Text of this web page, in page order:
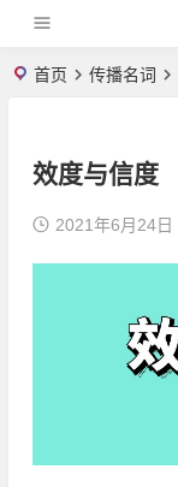
首页 传播名词
效度与信度
2021年6月24日